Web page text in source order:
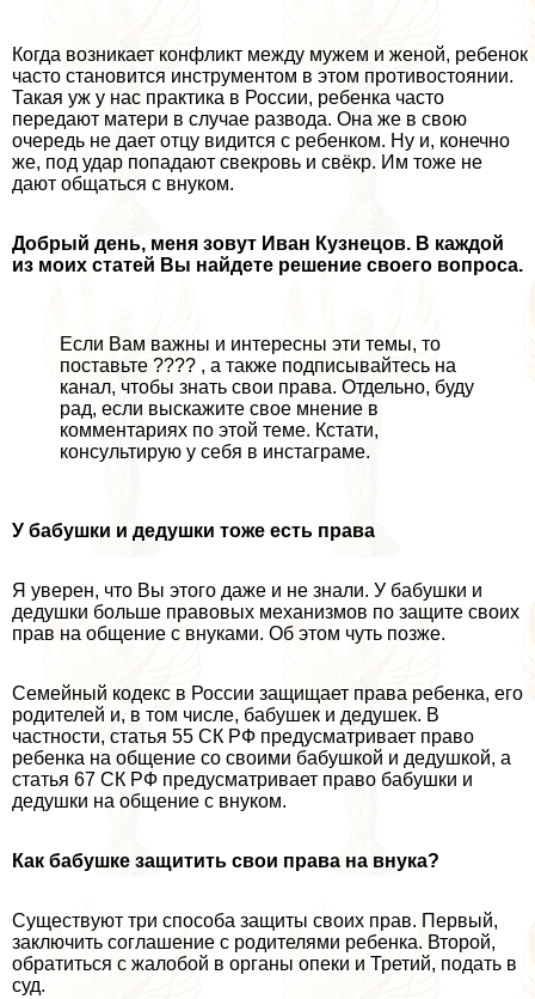
Когда возникает конфликт между мужем и женой, ребенок
часто становится инструментом в этом противостоянии.
Такая уж у нас пpaктика в России, ребенка часто
передают матери в случае развода. Она же в свою
очередь не дает отцу видится с ребенком. Ну и, конечно
же, под удар попадают свекровь и свёкр. Им тоже не
дают общаться с внуком.
Добрый день, меня зовут Иван Кузнецов. В каждой
из моих статей Вы найдете решение своего вопроса.
Если Вам важны и интересны эти темы, то
поставьте ???? , а также подписывайтесь на
канал, чтобы знать свои права. Отдельно, буду
рад, если выскажите свое мнение в
комментариях по этой теме. Кстати,
консультирую у себя в инстаграме.
У бабушки и дедушки тоже есть права
Я уверен, что Вы этого даже и не знали. У бабушки и
дедушки больше правовых механизмов по защите своих
прав на общение с внуками. Об этом чуть позже.
Семейный кодекс в России защищает права ребенка, его
родителей и, в том числе, бабушек и дедушек. В
частности, статья 55 СК РФ предусматривает право
ребенка на общение со своими бабушкой и дедушкой, а
статья 67 СК РФ предусматривает право бабушки и
дедушки на общение с внуком.
Как бабушке защитить свои права на внука?
Существуют три способа защиты своих прав. Первый,
заключить соглашение с родителями ребенка. Второй,
обратиться с жалобой в органы опеки и Третий, подать в
суд.